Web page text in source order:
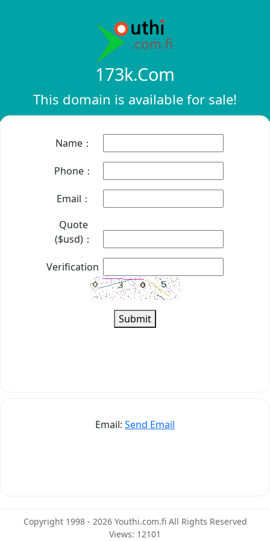
173k.com
This domain is available for sale!
Name：
Phone：
Email：
Quote
($usd)：
Verification：
Submit
Email: Send Email
Copyright 1998 - 2026 Youthi.com.fi All Rights Reserved
Views: 12101